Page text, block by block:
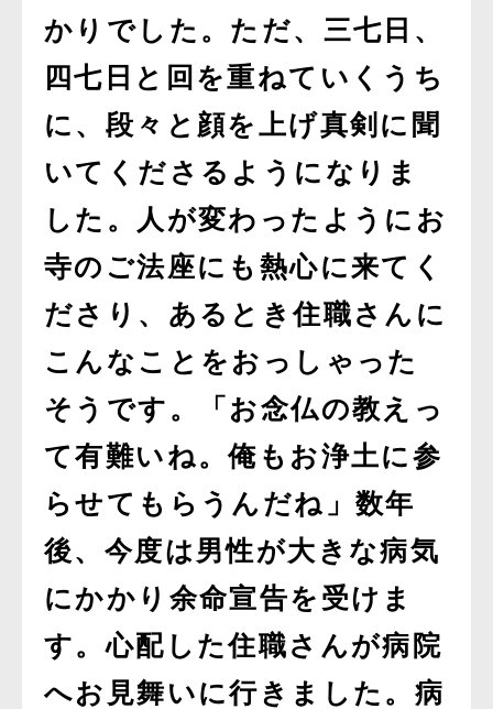
かりでした。ただ、三七日、
四七日と回を重ねていくうち
に、段々と顔を上げ真剣に聞
いてくださるようになりま
した。人が変わったようにお
寺のご法座にも熱心に来てく
ださり、あるとき住職さんに
こんなことをおっしゃった
そうです。「お念仏の教えっ
て有難いね。俺もお浄土に参
らせてもらうんだね」数年
後、今度は男性が大きな病気
にかかり余命宣告を受けま
す。心配した住職さんが病院
へお見舞いに行きました。病